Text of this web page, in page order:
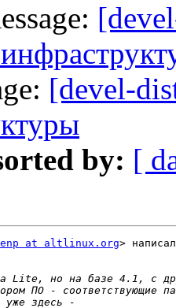
[devel-
by: [
enp at altlinux.org>